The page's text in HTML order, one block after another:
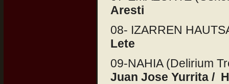
Aresti
08- IZARREN
Lete
09-NAHIA (Delirium
Juan Jose Yurrita /